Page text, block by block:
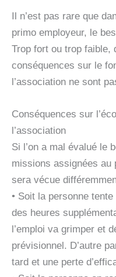
Il n’est pas rare que
primo employeur, le
Trop fort ou trop faible,
conséquences sur le
l’association ne sont
Conséquences sur
l’association
Si l’on a mal évalué le
missions assignées au
sera vécue
• Soit la personne
des heures
l’emploi va grimper et
prévisionnel. D’autre
tard et une perte